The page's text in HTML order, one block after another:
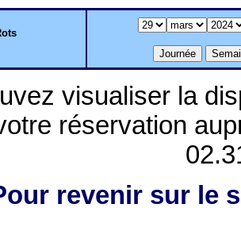
visualiser la
réservation
revenir sur le